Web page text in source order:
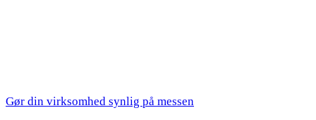
Gør din virksomhed synlig på messen